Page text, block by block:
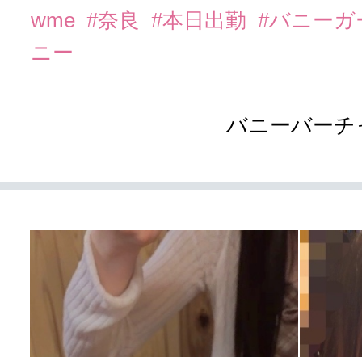
wme #奈良 #本日出勤 #バニー
ニー
バニーバー